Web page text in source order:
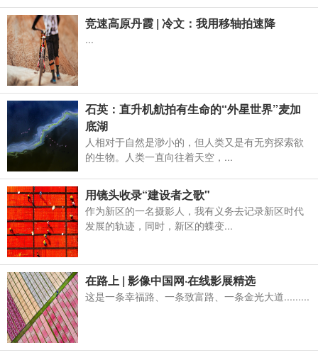
竞速高原丹霞 | 冷文：我用移轴拍速降
...
石英：直升机航拍有生命的“外星世界”麦加
底湖
人相对于自然是渺小的，但人类又是有无穷探索欲
的生物。人类一直向往着天空，...
用镜头收录“建设者之歌"
作为新区的一名摄影人，我有义务去记录新区时代
发展的轨迹，同时，新区的蝶变...
在路上 | 影像中国网·在线影展精选
这是一条幸福路、一条致富路、一条金光大道.........